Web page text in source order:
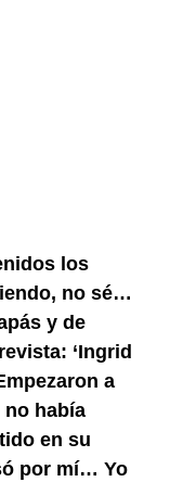
los
no sé…
y de
‘Ingrid
a
no había
en su
por mí… Yo